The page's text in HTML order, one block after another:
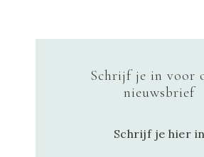
Schrijf je in voor
nieuwsbrief
Schrijf je hier in